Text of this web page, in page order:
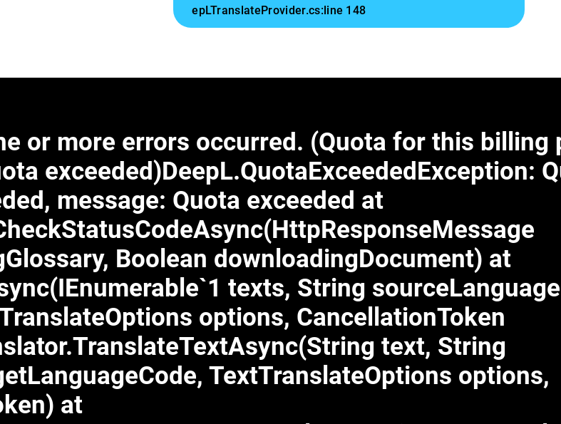
epLTranslateProvider.cs:line 148
or more errors occurred. (Quota for this billing
exceeded)DeepL.QuotaExceededException:
message: Quota exceeded at
Boolean downloadingDocument) at
texts, String
options, CancellationToken
text, String
TextTranslateOptions options,
at